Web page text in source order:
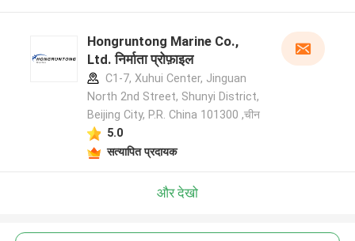
Hongruntong Marine Co.,
Ltd. निर्माता प्रोफ़ाइल
C1-7, Xuhui Center, Jinguan
North 2nd Street, Shunyi District,
Beijing City, P.R. China 101300 ,चीन
5.0
सत्यापित प्रदायक
और देखो